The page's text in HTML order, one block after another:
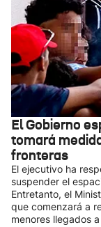
El Gobierno
tomará
fronteras
El ejecutivo ha
suspender el
Entretanto, el
que comenzará a
menores llegados